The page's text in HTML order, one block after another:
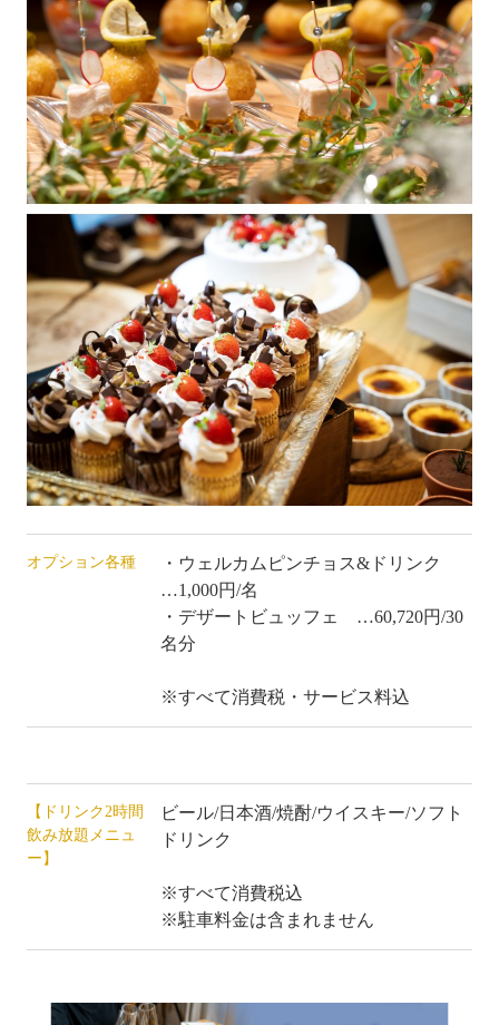
オプション各種
・ウェルカムピンチョス&ドリンク
…1,000円/名
・デザートビュッフェ …60,720円/30
名分
※すべて消費税・サービス料込
【ドリンク2時間
飲み放題メニュ
ー】
ビール/日本酒/焼酎/ウイスキー/ソフト
ドリンク
※すべて消費税込
※駐車料金は含まれません